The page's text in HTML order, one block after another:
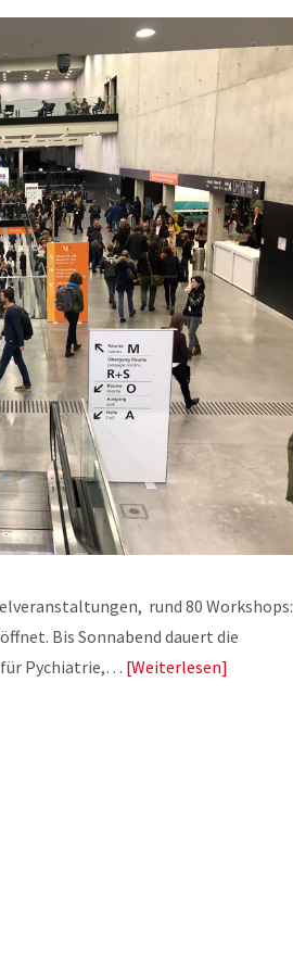
rund 80 Workshops:
Bis Sonnabend dauert die
für Pychiatrie,… Weiterlesen